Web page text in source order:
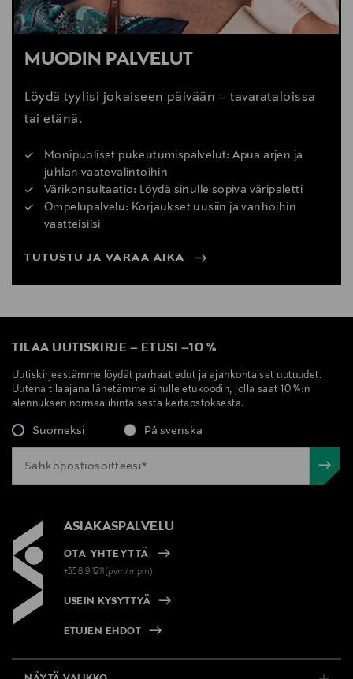
MUODIN PALVELUT
Löydä tyylisi jokaiseen päivään – tavarataloissa
tai etänä.
Monipuoliset pukeutumispalvelut: Apua arjen ja
juhlan vaatevalintoihin
Värikonsultaatio: Löydä sinulle sopiva väripaletti
Ompelupalvelu: Korjaukset uusiin ja vanhoihin
vaatteisiisi
TUTUSTU JA VARAA AIKA
TILAA UUTISKIRJE – ETUSI –10 %
Uutiskirjeestämme löydät parhaat edut ja ajankohtaiset uutuudet.
Uutena tilaajana lähetämme sinulle etukoodin, jolla saat 10 %:n
alennuksen normaalihintaisesta kertaostoksesta.
Suomeksi På svenska
ASIAKASPALVELU
OTA YHTEYTTÄ
+358 9 1211(pvm/mpm)
USEIN KYSYTTYÄ
ETUJEN EHDOT